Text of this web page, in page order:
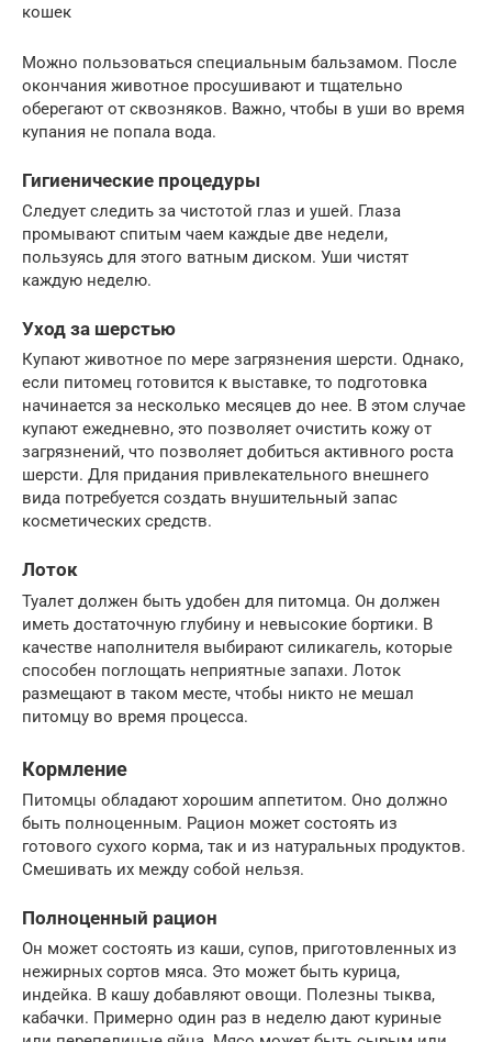
кошек
Можно пользоваться специальным бальзамом. После
окончания животное просушивают и тщательно
оберегают от сквозняков. Важно, чтобы в уши во время
купания не попала вода.
Гигиенические процедуры
Следует следить за чистотой глаз и ушей. Глаза
промывают спитым чаем каждые две недели,
пользуясь для этого ватным диском. Уши чистят
каждую неделю.
Уход за шерстью
Купают животное по мере загрязнения шерсти. Однако,
если питомец готовится к выставке, то подготовка
начинается за несколько месяцев до нее. В этом случае
купают ежедневно, это позволяет очистить кожу от
загрязнений, что позволяет добиться активного роста
шерсти. Для придания привлекательного внешнего
вида потребуется создать внушительный запас
косметических средств.
Лоток
Туалет должен быть удобен для питомца. Он должен
иметь достаточную глубину и невысокие бортики. В
качестве наполнителя выбирают силикагель, которые
способен поглощать неприятные запахи. Лоток
размещают в таком месте, чтобы никто не мешал
питомцу во время процесса.
Кормление
Питомцы обладают хорошим аппетитом. Оно должно
быть полноценным. Рацион может состоять из
готового сухого корма, так и из натуральных продуктов.
Смешивать их между собой нельзя.
Полноценный рацион
Он может состоять из каши, супов, приготовленных из
нежирных сортов мяса. Это может быть курица,
индейка. В кашу добавляют овощи. Полезны тыква,
кабачки. Примерно один раз в неделю дают куриные